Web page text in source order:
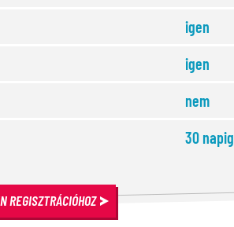
igen
igen
nem
30 napig
REGISZTRÁCIÓHOZ